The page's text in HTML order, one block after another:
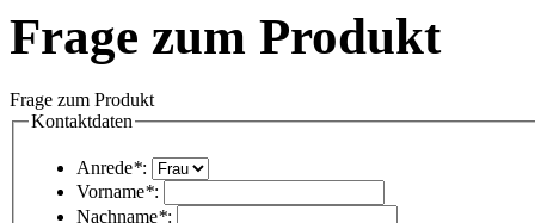
Frage zum Produkt
Frage zum Produkt
Kontaktdaten
Anrede*:
Vorname*:
Nachname*: